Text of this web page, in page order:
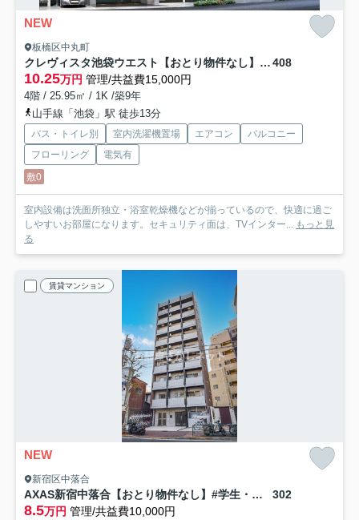
NEW
板橋区中丸町
クレヴィスタ池袋ウエスト【おとり物件なし】#学生・社会人にオススメ！初期費用分割払いOK！ 408
10.25万円 管理/共益費15,000円
4階 / 25.95㎡ / 1K /築9年
山手線「池袋」駅 徒歩13分
バス・トイレ別 室内洗濯機置場 エアコン
バルコニー
フローリング
電気有
敷0
室内設備は洗面所独立・浴室乾燥機などが揃っているので、快適に過ご
しやすいお部屋になります。セキュリティ面は、TVインター... もっと見
る
賃貸マンション
NEW
新宿区中落合
AXAS新宿中落合【おとり物件なし】#学生・社会人にオススメ！初期費用分割払いOK！ 302
8.5万円 管理/共益費10,000円